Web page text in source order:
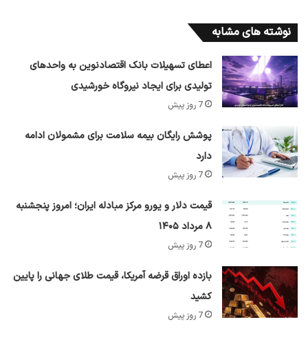
نوشته های مشابه
اعطای تسهیلات بانک اقتصادنوین به واحدهای
تولیدی برای ایجاد نیروگاه خورشیدی
7 روز پیش
پوشش رایگان بیمه سلامت برای مشمولان ادامه
دارد
7 روز پیش
قیمت دلار و یورو مرکز مبادله ایران؛ امروز پنجشنبه
۸ مرداد ۱۴۰۵
7 روز پیش
بازده اوراق قرضه آمریکا، قیمت طلای جهانی را پایین
کشید
7 روز پیش